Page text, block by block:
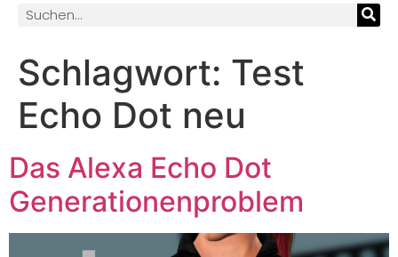
Schlagwort: Test
Echo Dot neu
Das Alexa Echo Dot
Generationenproblem